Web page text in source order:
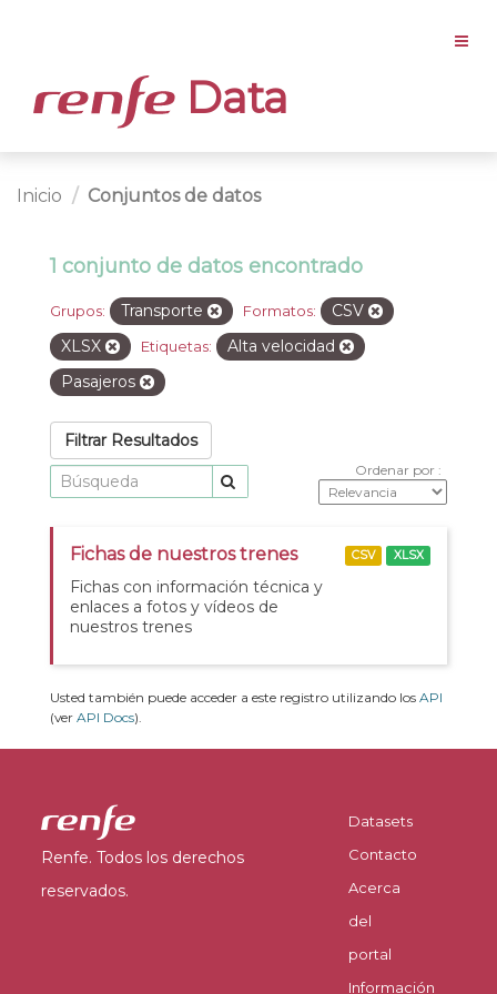
Data
Inicio Conjuntos de datos
1 conjunto de datos encontrado
Grupos: Transporte Formatos:
CSV
XLSX
Etiquetas:
Alta velocidad
Pasajeros
Filtrar Resultados
Ordenar por
Fichas de nuestros trenes
Fichas con información técnica y
enlaces a fotos y vídeos de
nuestros trenes
CSV XLSX
Usted también puede acceder a este registro utilizando los API
(ver API Docs).
Renfe. Todos los derechos
reservados.
Datasets
Contacto
Acerca
del
portal
Información